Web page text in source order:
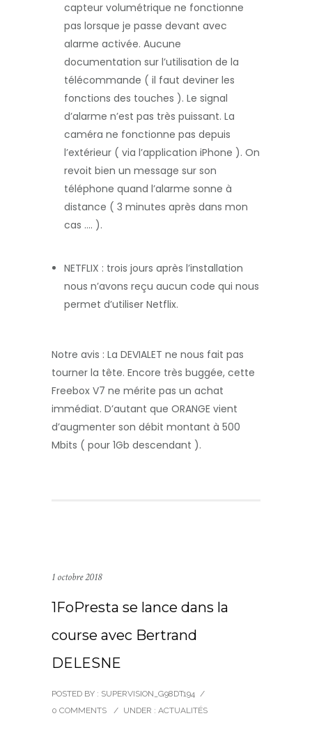
capteur volumétrique ne fonctionne
pas lorsque je passe devant avec
alarme activée. Aucune
documentation sur l’utilisation de la
télécommande ( il faut deviner les
fonctions des touches ). Le signal
d’alarme n’est pas très puissant. La
caméra ne fonctionne pas depuis
l’extérieur ( via l’application iPhone ). On
revoit bien un message sur son
téléphone quand l’alarme sonne à
distance ( 3 minutes après dans mon
cas …. ).
NETFLIX : trois jours après l’installation
nous n’avons reçu aucun code qui nous
permet d’utiliser Netflix.
Notre avis : La DEVIALET ne nous fait pas
tourner la tête. Encore très buggée, cette
Freebox V7 ne mérite pas un achat
immédiat. D’autant que ORANGE vient
d’augmenter son débit montant à 500
Mbits ( pour 1Gb descendant ).
1 octobre 2018
1FoPresta se lance dans la
course avec Bertrand
DELESNE
POSTED BY : SUPERVISION_G98DT194 /
0 COMMENTS
/ UNDER : ACTUALITÉS